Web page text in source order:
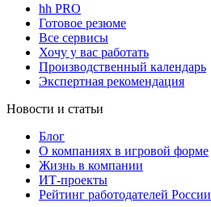
hh PRO
Готовое резюме
Все сервисы
Хочу у вас работать
Производственный календарь
Экспертная рекомендация
Новости и статьи
Блог
О компаниях в игровой форме
Жизнь в компании
ИТ-проекты
Рейтинг работодателей России